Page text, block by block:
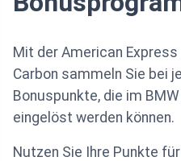
Mit der American
Carbon sammeln Sie bei
Bonuspunkte, die im
eingelöst werden können.
Nutzen Sie Ihre Punkte